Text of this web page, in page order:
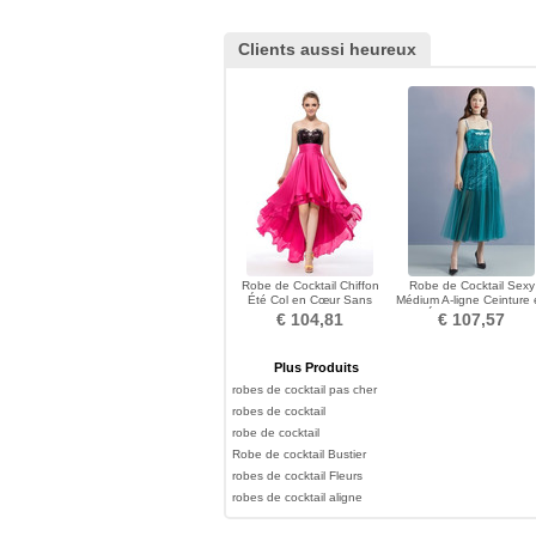
Clients aussi heureux
Robe de Cocktail Chiffon
Été Col en Cœur Sans
Manches Luxueux
€ 104,81
Robe de Cocktail Sexy
Médium A-ligne Ceinture
Étoffe Printemps
€ 107,57
Plus Produits
robes de cocktail pas cher
robes de cocktail
robe de cocktail
Robe de cocktail Bustier
robes de cocktail Fleurs
robes de cocktail aligne